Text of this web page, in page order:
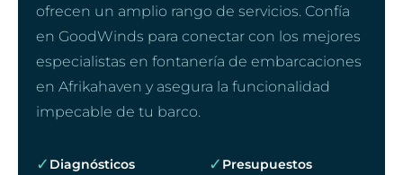
ofrecen un amplio rango de servicios. Confía
en GoodWinds para conectar con los mejores
especialistas en fontanería de embarcaciones
en Afrikahaven y asegura la funcionalidad
impecable de tu barco.
✓ Diagnósticos
✓ Presupuestos